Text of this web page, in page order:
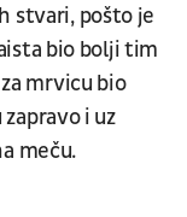
stvari, pošto je
bio bolji tim
mrvicu bio
i uz
meču.